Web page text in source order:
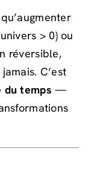
> 0) ou
réversible,
C’est
du temps —